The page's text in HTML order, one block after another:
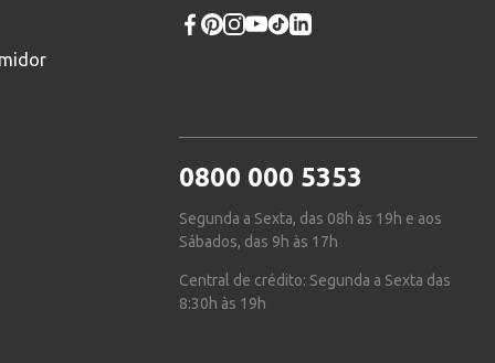
0800 000 5353
Segunda a Sexta, das 08h às 19h e aos
Sábados, das 9h às 17h
Central de crédito: Segunda a Sexta das
8:30h às 19h